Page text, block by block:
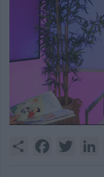
1
Share FacebookTwitter